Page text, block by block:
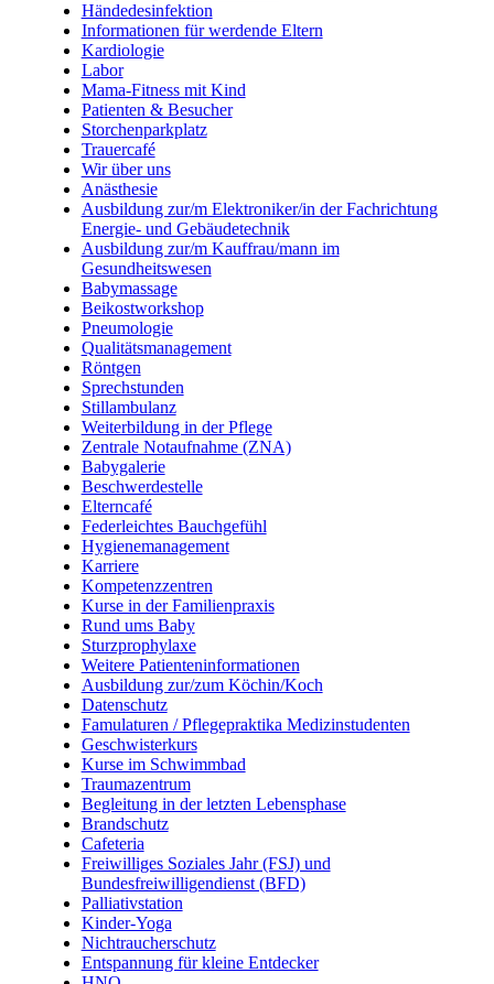
Händedesinfektion
Informationen für werdende Eltern
Kardiologie
Labor
Mama-Fitness mit Kind
Patienten & Besucher
Storchenparkplatz
Trauercafé
Wir über uns
Anästhesie
Ausbildung zur/m Elektroniker/in der Fachrichtung
Energie- und Gebäudetechnik
Ausbildung zur/m Kauffrau/mann im
Gesundheitswesen
Babymassage
Beikostworkshop
Pneumologie
Qualitätsmanagement
Röntgen
Sprechstunden
Stillambulanz
Weiterbildung in der Pflege
Zentrale Notaufnahme (ZNA)
Babygalerie
Beschwerdestelle
Elterncafé
Federleichtes Bauchgefühl
Hygienemanagement
Karriere
Kompetenzzentren
Kurse in der Familienpraxis
Rund ums Baby
Sturzprophylaxe
Weitere Patienteninformationen
Ausbildung zur/zum Köchin/Koch
Datenschutz
Famulaturen / Pflegepraktika Medizinstudenten
Geschwisterkurs
Kurse im Schwimmbad
Traumazentrum
Begleitung in der letzten Lebensphase
Brandschutz
Cafeteria
Freiwilliges Soziales Jahr (FSJ) und
Bundesfreiwilligendienst (BFD)
Palliativstation
Kinder-Yoga
Nichtraucherschutz
Entspannung für kleine Entdecker